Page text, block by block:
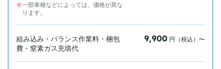
一部車種などによっては、価格が異な
ります。
組み込み・バランス作業料・梱包
費・窒素ガス充填代
9,900 円（税込）〜